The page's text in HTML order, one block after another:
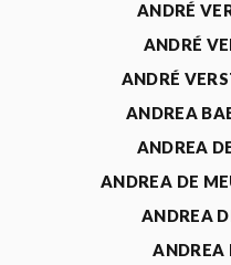
ANDRÉ
ANDRÉ
ANDRÉ
ANDREA
ANDREA
ANDREA DE
ANDREA
ANDREA